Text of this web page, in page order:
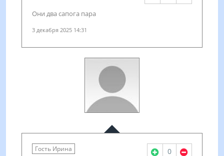
Они два сапога пара
3 декабря 2025 14:31
Гость Ирина 0